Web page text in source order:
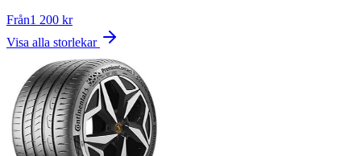
Från1 200 kr
Visa alla storlekar